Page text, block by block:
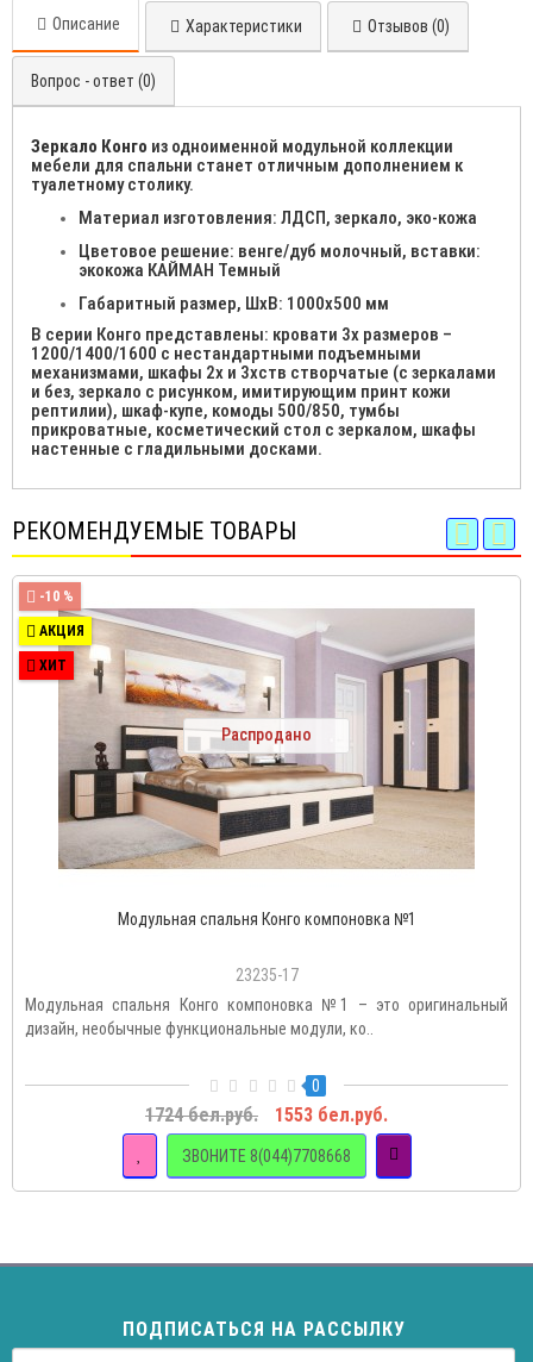
Описание Характеристики Отзывов (0)
Вопрос - ответ (0)
Зеркало Конго из одноименной модульной коллекции
мебели для спальни станет отличным дополнением к
туалетному столику.
Материал изготовления: ЛДСП, зеркало, эко-кожа
Цветовое решение: венге/дуб молочный, вставки:
экокожа КАЙМАН Темный
Габаритный размер, ШхВ: 1000х500 мм
В серии Конго представлены: кровати 3х размеров –
1200/1400/1600 с нестандартными подъемными
механизмами, шкафы 2х и 3хств створчатые (с зеркалами
и без, зеркало с рисунком, имитирующим принт кожи
рептилии), шкаф-купе, комоды 500/850, тумбы
прикроватные, косметический стол с зеркалом, шкафы
настенные с гладильными досками.
РЕКОМЕНДУЕМЫЕ ТОВАРЫ
-10 %
АКЦИЯ
ХИТ
Распродано
Модульная спальня Конго компоновка №1
23235-17
Модульная спальня Конго компоновка №1 – это оригинальный
дизайн, необычные функциональные модули, ко..
0
1724 бел.руб. 1553 бел.руб.
ЗВОНИТЕ 8(044)7708668
ПОДПИСАТЬСЯ НА РАССЫЛКУ